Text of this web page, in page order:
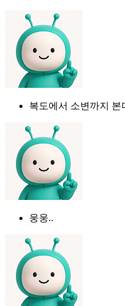
복도에서 소변까지 본
웅웅..